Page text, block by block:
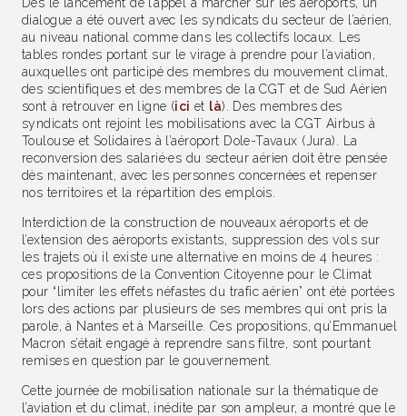
dialogue a été ouvert avec les syndicats du secteur de l’aérien,
au niveau national comme dans les collectifs locaux. Les
tables rondes portant sur le virage à prendre pour l’aviation,
auxquelles ont participé des membres du mouvement climat,
des scientifiques et des membres de la CGT et de Sud Aérien
sont à retrouver en ligne (ici et là). Des membres des
syndicats ont rejoint les mobilisations avec la CGT Airbus à
Toulouse et Solidaires à l’aéroport Dole-Tavaux (Jura). La
reconversion des salarié·es du secteur aérien doit être pensée
dès maintenant, avec les personnes concernées et repenser
nos territoires et la répartition des emplois.
Interdiction de la construction de nouveaux aéroports et de
l’extension des aéroports existants, suppression des vols sur
les trajets où il existe une alternative en moins de 4 heures :
ces propositions de la Convention Citoyenne pour le Climat
pour “limiter les effets néfastes du trafic aérien” ont été portées
lors des actions par plusieurs de ses membres qui ont pris la
parole, à Nantes et à Marseille. Ces propositions, qu’Emmanuel
Macron s’était engagé à reprendre sans filtre, sont pourtant
remises en question par le gouvernement.
Cette journée de mobilisation nationale sur la thématique de
l’aviation et du climat, inédite par son ampleur, a montré que le